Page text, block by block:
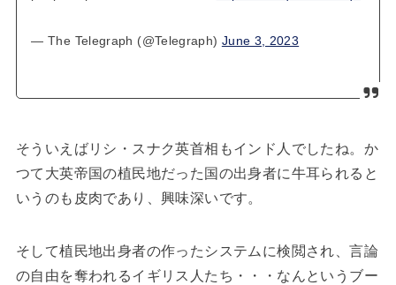
— The Telegraph (@Telegraph) June 3, 2023
そういえばリシ・スナク英首相もインド人でしたね。か
つて大英帝国の植民地だった国の出身者に牛耳られると
いうのも皮肉であり、興味深いです。
そして植民地出身者の作ったシステムに検閲され、言論
の自由を奪われるイギリス人たち・・・なんというブー